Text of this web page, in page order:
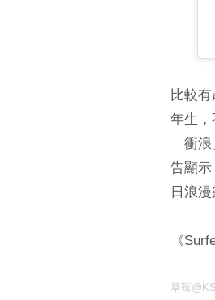
比較
年生，
「衝
告顯示
日浪
《
草莓